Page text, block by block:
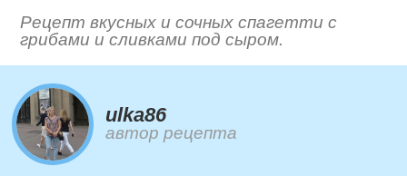
Рецепт вкусных и сочных спагетти с
грибами и сливками под сыром.
ulka86
автор рецепта